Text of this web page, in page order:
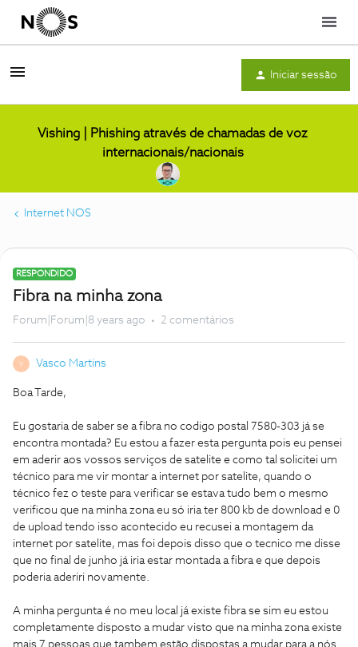
Menu
Iniciar sessão
Vishing | Phishing através de chamadas de voz
internacionais/nacionais
Internet NOS
RESPONDIDO
Fibra na minha zona
Forum|Forum|8 years ago 2 comentários
V Vasco Martins
Boa Tarde,
Eu gostaria de saber se a fibra no codigo postal 7580-303 já se
encontra montada? Eu estou a fazer esta pergunta pois eu pensei
em aderir aos vossos serviços de satelite e como tal solicitei um
técnico para me vir montar a internet por satelite, quando o
técnico fez o teste para verificar se estava tudo bem o mesmo
verificou que na minha zona eu só iria ter 800 kb de download e 0
de upload tendo isso acontecido eu recusei a montagem da
internet por satelite, mas foi depois disso que o tecnico me disse
que no final de junho já iria estar montada a fibra e que depois
poderia aderiri novamente.
A minha pergunta é no meu local já existe fibra se sim eu estou
completamente disposto a mudar visto que na minha zona existe
mais 7 pessoas que tambem estão dispostas a mudar para a nós